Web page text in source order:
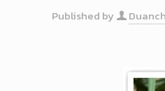
Published by